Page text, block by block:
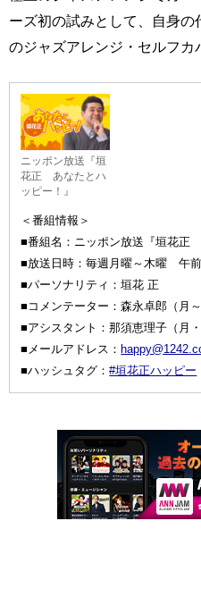
ーズ初の試みとして、自身の
のジャズアレンジ・セルフカ
ニッポン放送『垣
花正 あなたとハ
ッピー！』
＜番組情報＞
■番組名：ニッポン放送『垣花正
■放送日時：毎週月曜～木曜 午
■パーソナリティ：垣花 正
■コメンテーター：森永卓郎（月
■アシスタント：那須恵理子（月
■メールアドレス：
■ハッシュタグ：#垣花正ハッピー